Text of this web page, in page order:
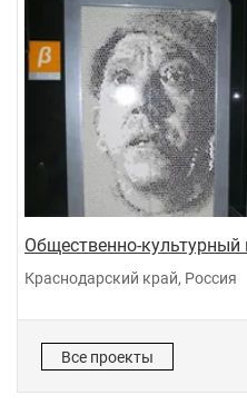
Общественно-культурный
Краснодарский край, Россия
Все проекты